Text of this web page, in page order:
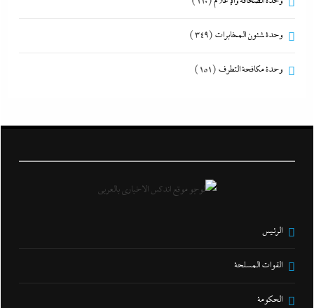
وحدة شئون المخابرات (349)
وحدة مكافحة التطرف (151)
الرئيس
القوات المسلحة
الحكومة